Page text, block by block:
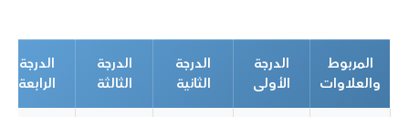
المربوط
والعلاوات
الدرجة
الأولى
الدرجة
الثانية
الدرجة
الثالثة
الدرجة
الرابعة